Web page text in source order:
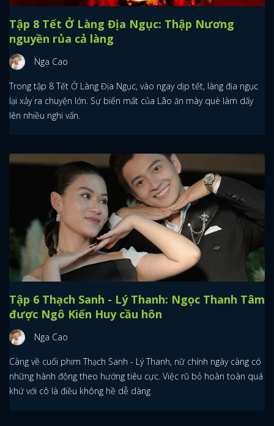
Tập 8 Tết Ở Làng Địa Ngục: Thập Nương
nguyền rủa cả làng
Nga Cao
Trong tập 8 Tết Ở Làng Địa Ngục, vào ngay dịp tết, làng địa ngục
lại xảy ra chuyện lớn. Sự biến mất của Lão ăn mày què làm dấy
lên nhiều nghi vấn.
Tập 6 Thạch Sanh - Lý Thanh: Ngọc Thanh Tâm
được Ngô Kiến Huy cầu hôn
Nga Cao
Càng về cuối phim Thạch Sanh - Lý Thanh, nữ chính ngày càng có
những hành động theo hướng tiêu cực. Việc rũ bỏ hoàn toàn quá
khứ với cô là điều không hề dễ dàng